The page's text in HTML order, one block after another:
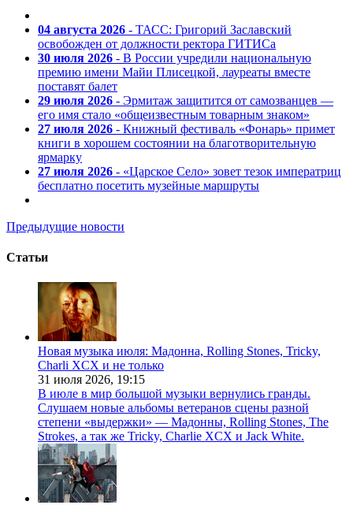
04 августа 2026 - ТАСС: Григорий Заславский
освобожден от должности ректора ГИТИСа
30 июля 2026 - В России учредили национальную
премию имени Майи Плисецкой, лауреаты вместе
поставят балет
29 июля 2026 - Эрмитаж защитится от самозванцев —
его имя стало «общеизвестным товарным знаком»
27 июля 2026 - Книжный фестиваль «Фонарь» примет
книги в хорошем состоянии на благотворительную
ярмарку
27 июля 2026 - «Царское Село» зовет тезок императриц
бесплатно посетить музейные маршруты
Предыдущие новости
Статьи
Новая музыка июля: Мадонна, Rolling Stones, Tricky,
Charli XCX и не только
31 июля 2026, 19:15
В июле в мир большой музыки вернулись гранды.
Слушаем новые альбомы ветеранов сцены разной
степени «выдержки» — Мадонны, Rolling Stones, The
Strokes, а так же Tricky, Charlie XCX и Jack White.